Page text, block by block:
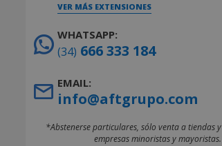
VER MÁS EXTENSIONES
WHATSAPP:
(34) 666 333 184
EMAIL:
info@aftgrupo.com
*Abstenerse particulares, sólo venta a tiendas y
empresas minoristas y mayoristas.